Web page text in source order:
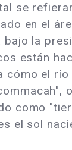
se
en el
bajo la
están
cómo el
como
el sol